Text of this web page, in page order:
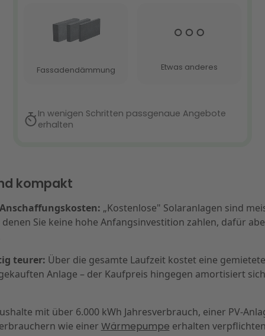
kompakt
„Kostenlose" Solaranlagen sind
Sie keine hohe Anfangsinvestition zahlen, dafür
teurer: Über die gesamte Laufzeit kostet eine
Anlage – der Kaufpreis hingegen amortisiert
mit über 6.000 kWh Jahresverbrauch, einer PV-
wie einer Wärmepumpe erhalten